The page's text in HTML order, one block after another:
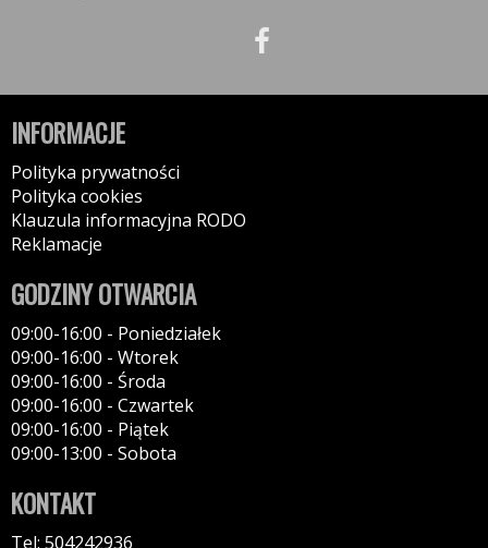
INFORMACJE
Polityka prywatności
Polityka cookies
Klauzula informacyjna RODO
Reklamacje
GODZINY OTWARCIA
09:00-16:00 - Poniedziałek
09:00-16:00 - Wtorek
09:00-16:00 - Środa
09:00-16:00 - Czwartek
09:00-16:00 - Piątek
09:00-13:00 - Sobota
KONTAKT
Tel: 504242936